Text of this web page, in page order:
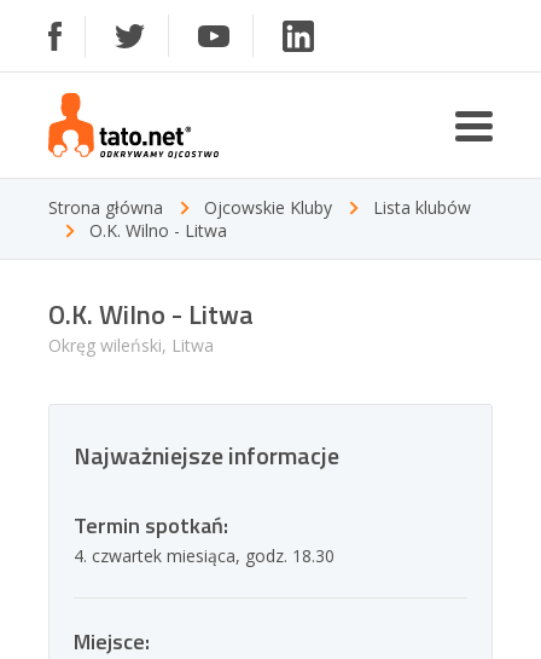
Strona główna Ojcowskie Kluby
Lista klubów
O.K. Wilno - Litwa
O.K. Wilno - Litwa
Okręg wileński, Litwa
Najważniejsze informacje
Termin spotkań:
4. czwartek miesiąca, godz. 18.30
Miejsce: